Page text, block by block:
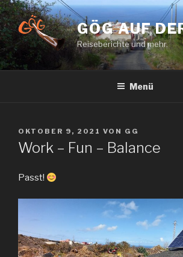
Zum
Inhalt
springen
GÖG AUF
Reiseberichte und mehr.
Menü
VERÖFFENTLICHT
AM
OKTOBER 9, 2021 VON GG
Work – Fun – Balance
Passt!